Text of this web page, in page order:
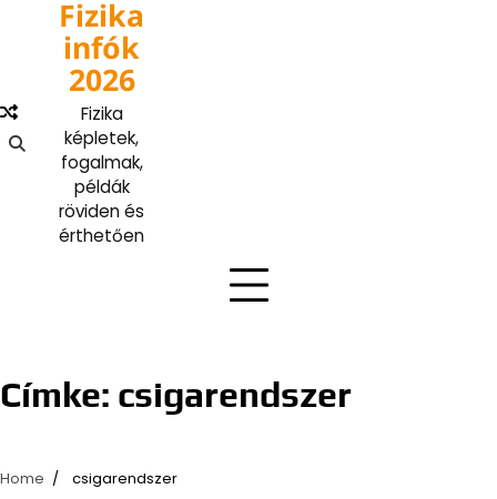
content
Fizika
infók
2026
Fizika
képletek,
fogalmak,
példák
röviden és
érthetően
Címke: csigarendszer
Home csigarendszer